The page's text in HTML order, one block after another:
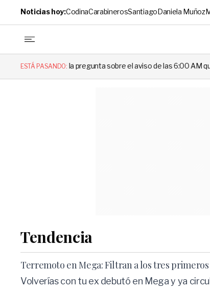
Noticias hoy:CodinaCarabinerosSantiagoDaniela Muñoz
ESTÁ PASANDO:
sobre el aviso de las 6:00 AM que dejó en evidencia al
Tendencia
Terremoto en Mega: Filtran a los tres
Volverías con tu ex debutó en Mega y ya